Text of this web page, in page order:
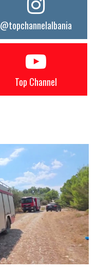
@topchannelalbania
Top Channel